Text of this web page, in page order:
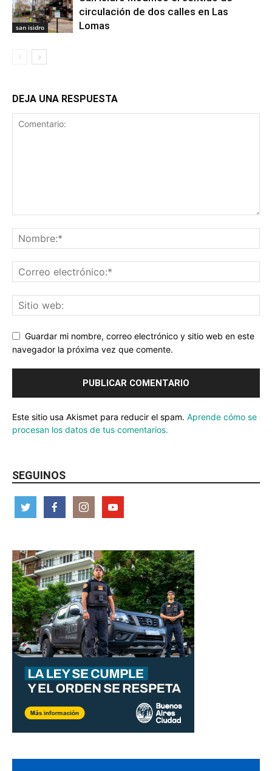
san isidro
circulación de dos calles en Las
Lomas
DEJA UNA RESPUESTA
Guardar mi nombre, correo electrónico y sitio web en este
navegador la próxima vez que comente.
Este sitio usa Akismet para reducir el spam. Aprende cómo se
procesan los datos de tus comentarios.
SEGUINOS